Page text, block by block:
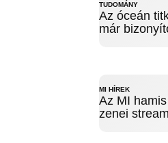
TUDOMÁNY
Az óceán
már
MI HÍREK
Az MI
zenei